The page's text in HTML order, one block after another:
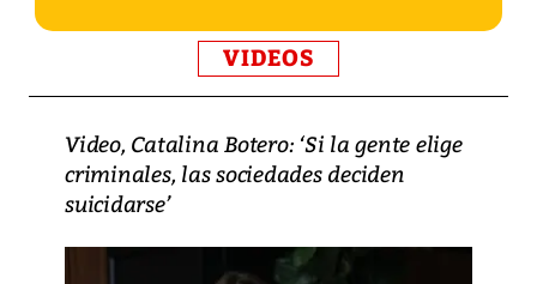
VIDEOS
Video, Catalina Botero: ‘Si la gente elige
criminales, las sociedades deciden
suicidarse’